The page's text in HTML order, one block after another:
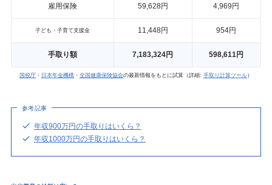
雇用保険 59,628円 4,969円
子ども・子育て支援金 11,448円 954円
手取り額 7,183,324円 598,611円
国税庁 ・ 日本年金機構 ・ 全国健康保険協会の最新情報をもとに試算（詳細: 手取り計算ツール）
参考記事
年収900万円の手取りはいくら？
年収1000万円の手取りはいくら？